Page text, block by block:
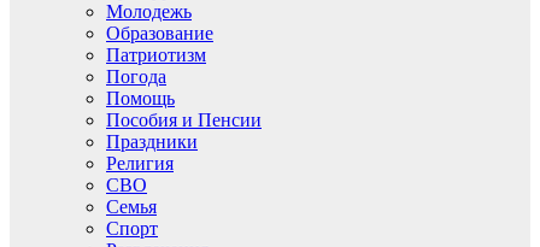
Молодежь
Образование
Патриотизм
Погода
Помощь
Пособия и Пенсии
Праздники
Религия
СВО
Семья
Спорт